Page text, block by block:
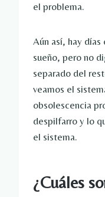
el problema.
Aún así, hay días
sueño, pero no
separado del
veamos el
obsolescencia
despilfarro y lo
el sistema.
¿Cuáles